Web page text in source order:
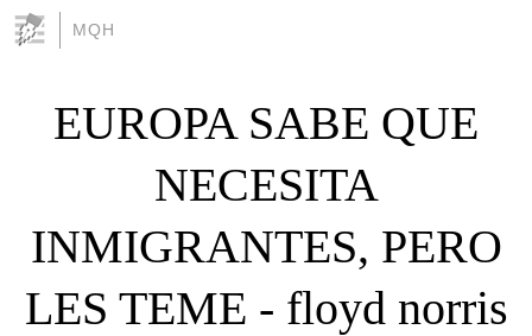
MQH
EUROPA SABE QUE
NECESITA
INMIGRANTES, PERO
LES TEME - floyd norris